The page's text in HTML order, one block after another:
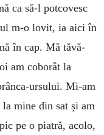
ca să-l pot­covesc
m-o lovit, ia aici în
în cap. Mă tă­vă­
am coborât la
ursului. Mi-am
mine din sat și am
pe o piatră, acolo,